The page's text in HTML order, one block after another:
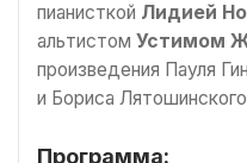
пианисткой Лидией
альтистом Устимом
произведения Пауля
и Бориса
Программа: